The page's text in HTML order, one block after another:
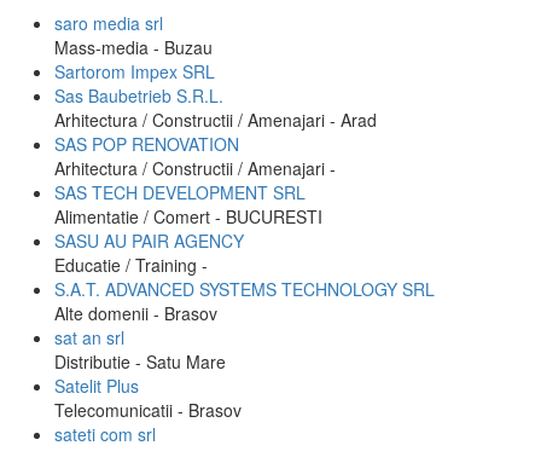
saro media srl
Mass-media - Buzau
Sartorom Impex SRL
Sas Baubetrieb S.R.L.
Arhitectura / Constructii / Amenajari - Arad
SAS POP RENOVATION
Arhitectura / Constructii / Amenajari -
SAS TECH DEVELOPMENT SRL
Alimentatie / Comert - BUCURESTI
SASU AU PAIR AGENCY
Educatie / Training -
S.A.T. ADVANCED SYSTEMS TECHNOLOGY SRL
Alte domenii - Brasov
sat an srl
Distributie - Satu Mare
Satelit Plus
Telecomunicatii - Brasov
sateti com srl